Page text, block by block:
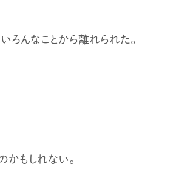
ろんなことから離れられた。
かもしれない。